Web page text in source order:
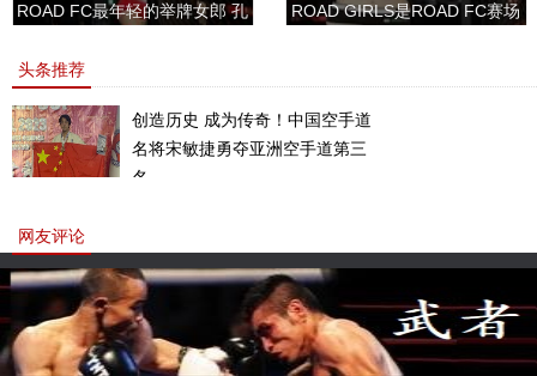
ROAD FC最年轻的举牌女郎 孔
ROAD GIRLS是ROAD FC赛场
头条推荐
创造历史 成为传奇！中国空手道
名将宋敏捷勇夺亚洲空手道第三
名。
网友评论